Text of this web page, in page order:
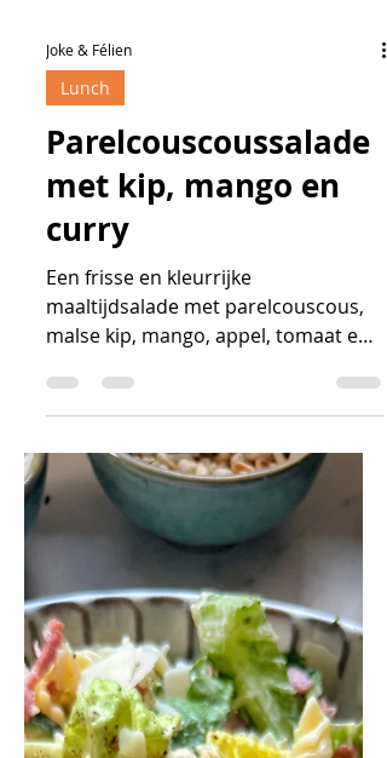
Joke & Félien
Parelcouscoussalade
met kip, mango en
curry
Een frisse en kleurrijke
maaltijdsalade met parelcouscous,
malse kip, mango, appel, tomaat en
een kruidige currydressing. Heerlijk
als lunch, lichte avondmaaltijd of bij
de barbecue.